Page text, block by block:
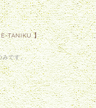
TANIKU 】
みです。